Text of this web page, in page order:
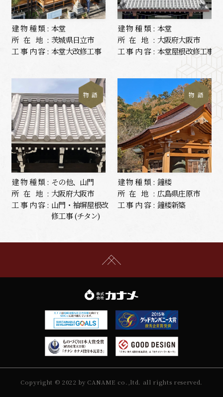
建物種類: 本堂
所在地: 茨城県日立市
工事内容: 本堂大改修工事
建物種類: 本堂
所在地: 大阪府大阪市
工事内容: 本堂屋根改修工事
物 語
建物種類: その他、山門
所在地: 大阪府大阪市
工事内容: 山門・袖塀屋根改
修工事 (チタン)
物 語
建物種類: 鐘楼
所在地: 広島県庄原市
工事内容: 鐘楼新築
Copyright © 2022 by CANAME co.,ltd. all rights reserved.